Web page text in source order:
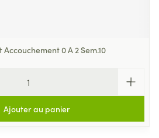
0 A 2 Sem.10
Ajouter au panier